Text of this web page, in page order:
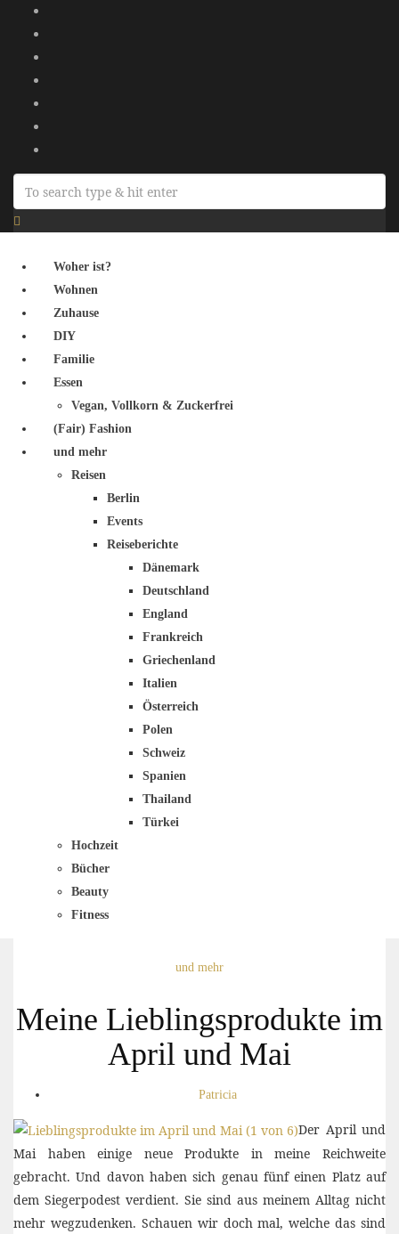
Woher ist?
Wohnen
Zuhause
DIY
Familie
Essen
Vegan, Vollkorn & Zuckerfrei
(Fair) Fashion
und mehr
Reisen
Berlin
Events
Reiseberichte
Dänemark
Deutschland
England
Frankreich
Griechenland
Italien
Österreich
Polen
Schweiz
Spanien
Thailand
Türkei
Hochzeit
Bücher
Beauty
Fitness
und mehr
Meine Lieblingsprodukte im
April und Mai
Patricia
Der April und
Mai haben einige neue Produkte in meine Reichweite
gebracht. Und davon haben sich genau fünf einen Platz auf
dem Siegerpodest verdient. Sie sind aus meinem Alltag nicht
mehr wegzudenken. Schauen wir doch mal, welche das sind